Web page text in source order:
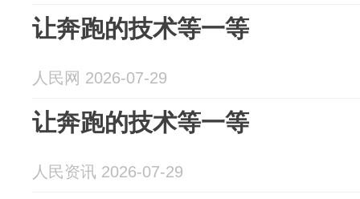
让奔跑的技术等一等
人民网 2026-07-29
让奔跑的技术等一等
人民资讯 2026-07-29